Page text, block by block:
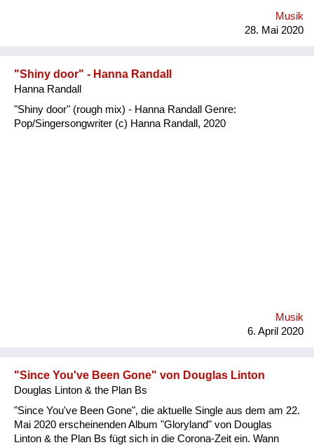
Musik
28. Mai 2020
"Shiny door" - Hanna Randall
Hanna Randall
"Shiny door" (rough mix) - Hanna Randall Genre:
Pop/Singersongwriter (c) Hanna Randall, 2020
Musik
6. April 2020
"Since You've Been Gone" von Douglas Linton
Douglas Linton & the Plan Bs
"Since You've Been Gone", die aktuelle Single aus dem am 22.
Mai 2020 erscheinenden Album "Gloryland" von Douglas
Linton & the Plan Bs fügt sich in die Corona-Zeit ein. Wann